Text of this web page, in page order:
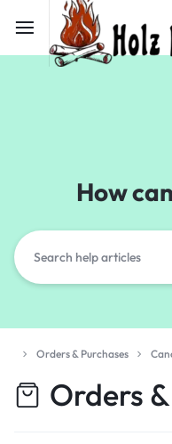
How
Orders & Purchases
Orders